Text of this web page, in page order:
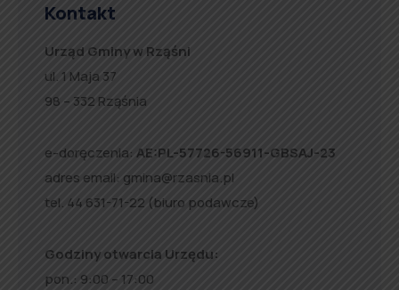
Kontakt
Urząd Gminy w Rząśni
ul. 1 Maja 37
98 – 332 Rząśnia
e-doręczenia: AE:PL-57726-56911-GBSAJ-23
adres email: gmina@rzasnia.pl
tel. 44 631-71-22 (biuro podawcze)
Godziny otwarcia Urzędu:
pon.: 9:00 – 17:00